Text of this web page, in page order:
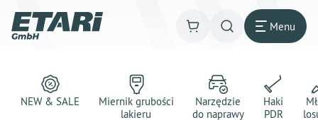
Menu
NEW & SALE
Miernik grubości
lakieru
Narzędzie
do naprawy
Haki
PDR